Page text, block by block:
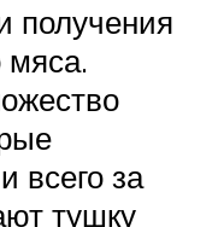
получения
мяса.
всего за
тушку